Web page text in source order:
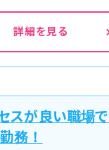
詳細を見る
が良い職場で
務！